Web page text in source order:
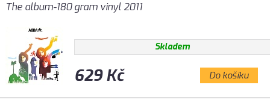
The album-180 gram vinyl 2011
Skladem
629 Kč Do košíku